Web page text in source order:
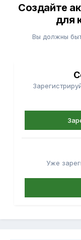
Создайте
для
Вы должны
Уже